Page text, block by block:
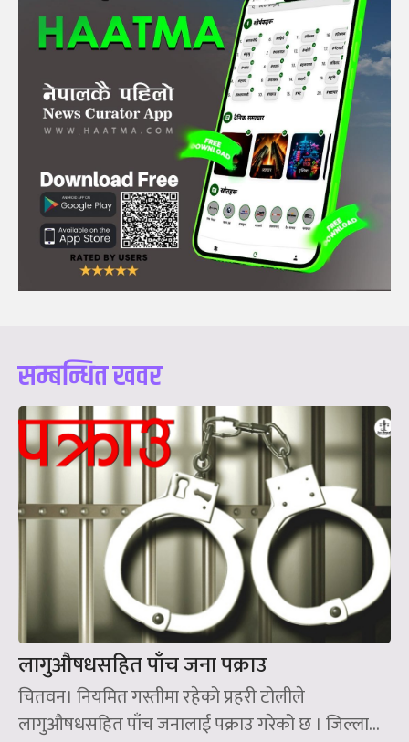
सम्बन्धित खवर
लागुऔषधसहित पाँच जना पक्राउ
चितवन। नियमित गस्तीमा रहेको प्रहरी टोलीले
लागुऔषधसहित पाँच जनालाई पक्राउ गरेको छ । जिल्ला...